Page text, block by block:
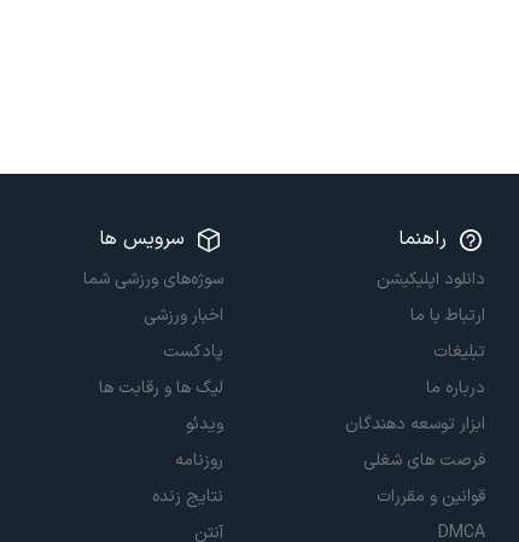
راهنما
دانلود اپلیکیشن
ارتباط با ما
تبلیغات
درباره ما
ابزار توسعه دهندگان
فرصت های شغلی
قوانین و مقررات
DMCA
سرویس ها
سوژه‌های ورزشی شما
اخبار ورزشی
پادکست
لیگ ها و رقابت ها
ویدئو
روزنامه
نتایج زنده
آنتن